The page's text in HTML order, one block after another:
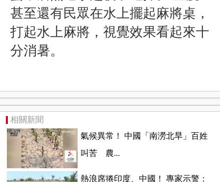
甚至還有民眾在水上擺起麻將桌，
打起水上麻將，視覺效果看起來十
分消暑。
相關新聞
氣候異常！ 中國「南澇北旱」百姓
叫苦 農...
熱浪席捲印度、中國！ 專家示警：